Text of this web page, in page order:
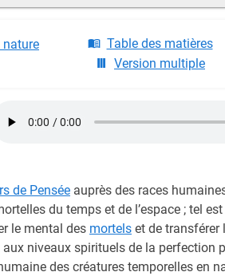
nature
Table des matières
Version multiple
de Pensée auprès des races
du temps et de l’espace ; tel
le mental des mortels et de transférer
niveaux spirituels de la perfection
des créatures temporelles en